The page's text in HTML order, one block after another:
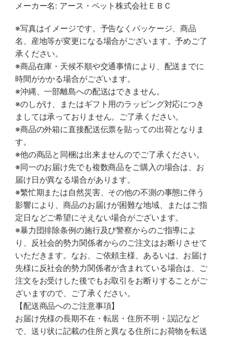
メーカー名: アース・ペット株式会社ＥＢＣ
※写真はイメージです。予告なくパッケージ、商品
名、産地等が変更になる場合がございます。予めご了
承ください。
※商品在庫・天候不順や交通事情により、配送までに
時間がかかる場合がございます。
※沖縄、一部離島への配送はできません。
※のしがけ、またはギフト用のラッピング対応につき
ましては承っておりません。ご了承ください。
※商品の外箱に直接配送伝票を貼っての出荷となりま
す。
※他の商品と同梱は出来ませんのでご了承ください。
※同一のお届け先でも複数商品をご購入の場合は、お
届け日が異なる場合があります。
※繁忙期または自然災害、その他の不測の事態に伴う
影響により、商品のお届けが困難な地域、またはご指
定日などご希望にそえない場合がございます。
※暴力団排除条例の施行及び警察からのご指導によ
り、反社会的勢力関係者からのご注文はお断りさせて
いただきます。なお、ご依頼主様、あるいは、お届け
先様に反社会的勢力関係者が含まれている場合は、ご
注文をお受けした後でもお取引をお断りすることがご
ざいますので、ご了承ください。
【配送商品へのご注意事項】
お届け先様の長期不在・転居・住所不明・誤記など
で、送り状に記載の住所と異なる住所にお荷物を転送